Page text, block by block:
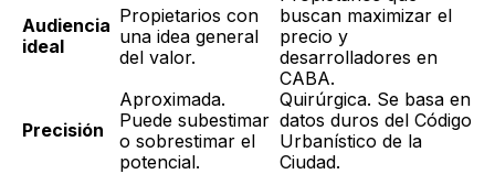
Audiencia
ideal
Propietarios con
una idea general
del valor.
buscan maximizar el
precio y
desarrolladores en
CABA.
Precisión
Aproximada.
Puede subestimar
o sobrestimar el
potencial.
Quirúrgica. Se basa en
datos duros del Código
Urbanístico de la
Ciudad.